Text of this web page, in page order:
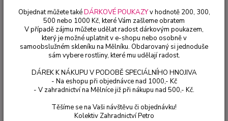
Objednat můžete takéDÁRKOVÉ POUKAZYv hodnotě 200, 300,
500 nebo 1000 Kč, které Vám zašleme obratem
V případě zájmu můžete udělat radost dárkovým poukazem,
který je možné uplatnit v e-shopu nebo osobně v
samoobslužném skleníku na Mělníku. Obdarovaný si jednoduše
sám vybere rostliny, které mu udělají radost.
DÁREK K NÁKUPU V PODOBĚ SPECIÁLNÍHO HNOJIVA
- Na eshopu při objednávce nad 1000,- Kč
- V zahradnictví na Mělníce již při nákupu nad 500,- Kč.
Těšíme se na Vaši návštěvu či objednávku!
Kolektiv Zahradnictví Petro